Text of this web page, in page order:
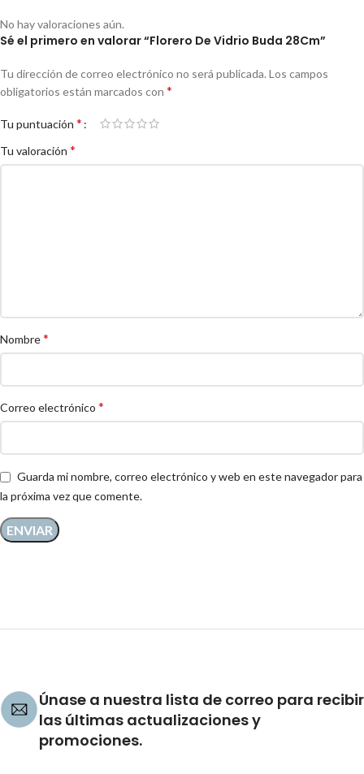
No hay valoraciones aún.
Sé el primero en valorar “Florero De Vidrio Buda 28Cm”
Tu dirección de correo electrónico no será publicada. Los campos
obligatorios están marcados con *
Tu puntuación *
Tu valoración *
Nombre*
Correo electrónico *
Guarda mi nombre, correo electrónico y web en este navegador para
la próxima vez que comente.
Únase a nuestra lista de correo para recibir
las últimas actualizaciones y
promociones.